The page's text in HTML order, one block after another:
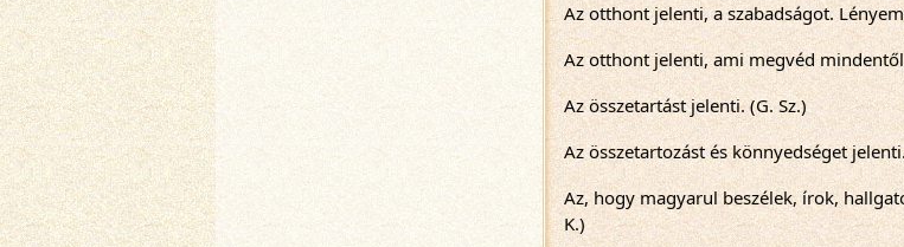
Az otthont jelenti, a szabadságot.
Az otthont jelenti, ami megvéd
Az összetartást jelenti. (G. Sz.)
Az összetartozást és könnyedséget jelenti.
Az, hogy magyarul beszélek, írok,
K.)